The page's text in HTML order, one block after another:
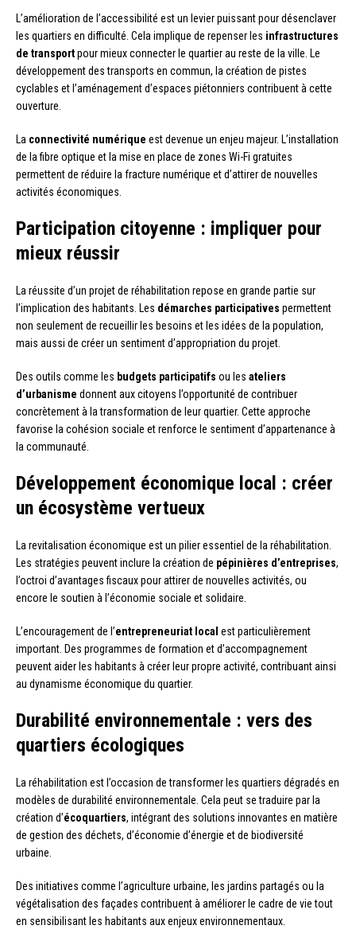
L’amélioration de l’accessibilité est un levier puissant pour désenclaver
les quartiers en difficulté. Cela implique de repenser les infrastructures
de transportpour mieux connecter le quartier au reste de la ville. Le
développement des transports en commun, la création de pistes
cyclables et l’aménagement d’espaces piétonniers contribuent à cette
ouverture.
La connectivité numérique est devenue un enjeu majeur. L’installation
de la fibre optique et la mise en place de zones Wi-Fi gratuites
permettent de réduire la fracture numérique et d’attirer de nouvelles
activités économiques.
Participation citoyenne : impliquer pour
mieux réussir
La réussite d’un projet de réhabilitation repose en grande partie sur
l’implication des habitants. Les démarches participatives permettent
non seulement de recueillir les besoins et les idées de la population,
mais aussi de créer un sentiment d’appropriation du projet.
Des outils comme les budgets participatifs ou les ateliers
d’urbanisme donnent aux citoyens l’opportunité de contribuer
concrètement à la transformation de leur quartier. Cette approche
favorise la cohésion sociale et renforce le sentiment d’appartenance à
la communauté.
Développement économique local : créer
un écosystème vertueux
La revitalisation économique est un pilier essentiel de la réhabilitation.
Les stratégies peuvent inclure la création de pépinières d’entreprises,
l’octroi d’avantages fiscaux pour attirer de nouvelles activités, ou
encore le soutien à l’économie sociale et solidaire.
L’encouragement de l’entrepreneuriat local est particulièrement
important. Des programmes de formation et d’accompagnement
peuvent aider les habitants à créer leur propre activité, contribuant ainsi
au dynamisme économique du quartier.
Durabilité environnementale : vers des
quartiers écologiques
La réhabilitation est l’occasion de transformer les quartiers dégradés en
modèles de durabilité environnementale. Cela peut se traduire par la
création d’écoquartiers, intégrant des solutions innovantes en matière
de gestion des déchets, d’économie d’énergie et de biodiversité
urbaine.
Des initiatives comme l’agriculture urbaine, les jardins partagés ou la
végétalisation des façades contribuent à améliorer le cadre de vie tout
en sensibilisant les habitants aux enjeux environnementaux.